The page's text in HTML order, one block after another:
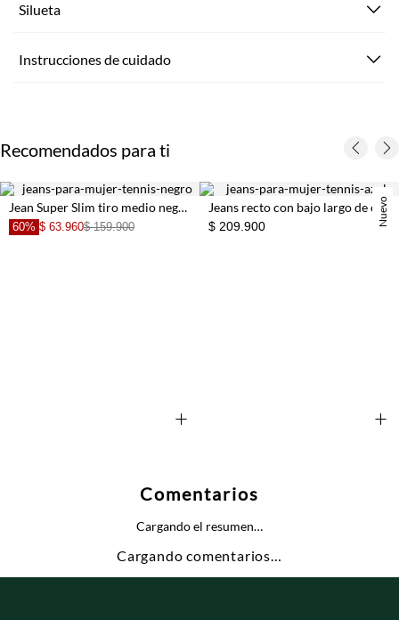
Silueta
Instrucciones de cuidado
Recomendados para ti
+
Jean Super Slim tiro medio negro para mujer
60% $ 63.960$ 159.900 Nuevo
+
Jeans recto con bajo largo de caída amplia en denim para mujer
$ 209.900
Comentarios
Cargando el resumen…
Cargando comentarios…